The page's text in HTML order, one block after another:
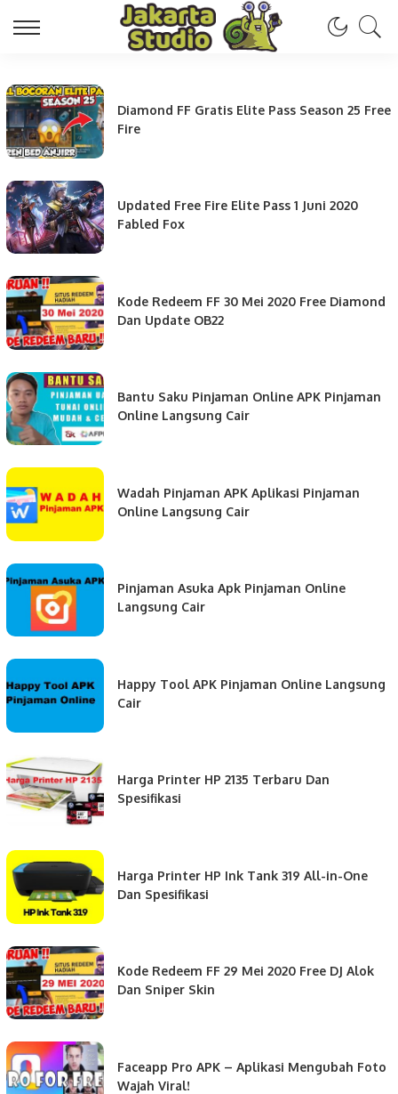
Diamond FF Gratis Elite Pass Season 25 Free
Fire
Updated Free Fire Elite Pass 1 Juni 2020
Fabled Fox
Kode Redeem FF 30 Mei 2020 Free Diamond
Dan Update OB22
Bantu Saku Pinjaman Online APK Pinjaman
Online Langsung Cair
Wadah Pinjaman APK Aplikasi Pinjaman
Online Langsung Cair
Pinjaman Asuka Apk Pinjaman Online
Langsung Cair
Happy Tool APK Pinjaman Online Langsung
Cair
Harga Printer HP 2135 Terbaru Dan
Spesifikasi
Harga Printer HP Ink Tank 319 All-in-One
Dan Spesifikasi
Kode Redeem FF 29 Mei 2020 Free DJ Alok
Dan Sniper Skin
Faceapp Pro APK – Aplikasi Mengubah Foto
Wajah Viral!